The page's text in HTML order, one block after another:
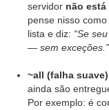
servidor não
pense nisso
lista e diz: “Se
— sem exceções.”
~all (falha suave)
ainda são
Por exemplo: é